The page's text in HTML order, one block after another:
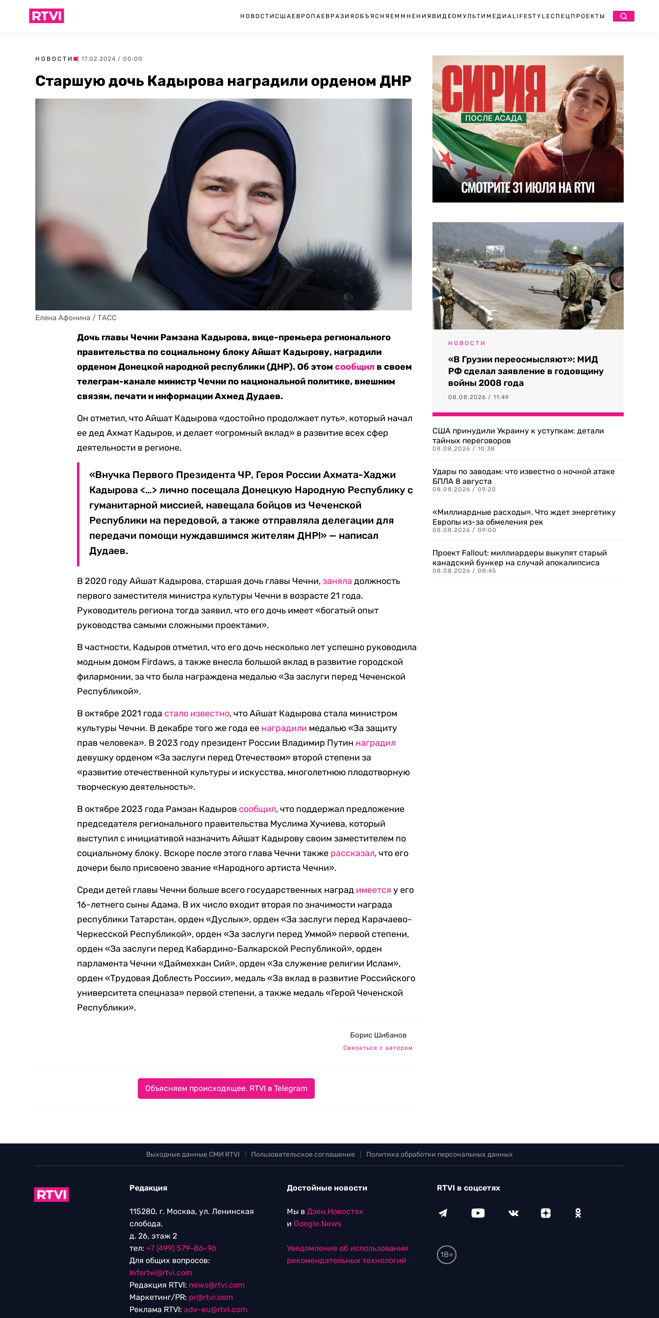
НОВОСТИ США ЕВРОПА ЕВРАЗИЯ ОБЪЯСНЯЕМ МНЕНИЯ ВИДЕО МУЛЬТИМЕДИА LIFESTYLEСПЕЦПРОЕКТЫ
НОВОСТИ | 17.02.2024 / 00:00
Старшую дочь Кадырова наградили орденом ДНР
Елена Афонина / ТАСС
Дочь главы Чечни Рамзана Кадырова, вице-премьера регионального
правительства по социальному блоку Айшат Кадырову, наградили
орденом Донецкой народной республики (ДНР). Об этомсообщил в своем
телеграм-канале министр Чечни по национальной политике, внешним
связям, печати и информации Ахмед Дудаев.
Он отметил, что Айшат Кадырова «достойно продолжает путь», который начал
ее дед Ахмат Кадыров, и делает «огромный вклад» в развитие всех сфер
деятельности в регионе.
«Внучка Первого Президента ЧР, Героя России Ахмата-Хаджи
Кадырова <…> лично посещала Донецкую Народную Республику с
гуманитарной миссией, навещала бойцов из Чеченской
Республики на передовой, а также отправляла делегации для
передачи помощи нуждавшимся жителям ДНР!» — написал
Дудаев.
В 2020 году Айшат Кадырова, старшая дочь главы Чечни,заняла должность
первого заместителя министра культуры Чечни в возрасте 21 года.
Руководитель региона тогда заявил, что его дочь имеет «богатый опыт
руководства самыми сложными проектами».
В частности, Кадыров отметил, что его дочь несколько лет успешно руководила
модным домом Firdaws, а также внесла большой вклад в развитие городской
филармонии, за что была награждена медалью «За заслуги перед Чеченской
Республикой».
В октябре 2021 года стало известно, что Айшат Кадырова стала министром
культуры Чечни. В декабре того же года ее наградили медалью «За защиту
прав человека». В 2023 году президент России Владимир Путин наградил
девушку орденом «За заслуги перед Отечеством» второй степени за
«развитие отечественной культуры и искусства, многолетнюю плодотворную
творческую деятельность».
В октябре 2023 года Рамзан Кадыров сообщил, что поддержал предложение
председателя регионального правительства Муслима Хучиева, который
выступил с инициативой назначить Айшат Кадырову своим заместителем по
социальному блоку. Вскоре после этого глава Чечни также рассказал, что его
дочери было присвоено звание «Народного артиста Чечни».
Среди детей главы Чечни больше всего государственных наград имеется у его
16-летнего сыны Адама. В их число входит вторая по значимости награда
республики Татарстан, орден «Дуслык», орден «За заслуги перед Карачаево-
Черкесской Республикой», орден «За заслуги перед Уммой» первой степени,
орден «За заслуги перед Кабардино-Балкарской Республикой», орден
парламента Чечни «Даймехкан Сий», орден «За служение религии Ислам»,
орден «Трудовая Доблесть России», медаль «За вклад в развитие Российского
университета спецназа» первой степени, а также медаль «Герой Чеченской
Республики».
Борис Шибанов
Связаться с автором
Объясняем происходящее. RTVI в Telegram
НОВОСТИ
«В Грузии переосмысляют»: МИД
РФ сделал заявление в годовщину
войны 2008 года
08.08.2026 / 11:49
США принудили Украину к уступкам: детали
тайных переговоров
08.08.2026 / 10:38
Удары по заводам: что известно о ночной атаке
БПЛА 8 августа
08.08.2026 / 09:20
«Миллиардные расходы». Что ждет энергетику
Европы из-за обмеления рек
08.08.2026 / 09:00
Проект Fallout: миллиардеры выкупят старый
канадский бункер на случай апокалипсиса
08.08.2026 / 08:45
Выходные данные СМИ RTVI Пользовательское соглашение Политика обработки персональных данных
Редакция
115280, г. Москва, ул. Ленинская
слобода,
д. 26, этаж 2
тел: +7 (499) 579-86-96
Для общих вопросов:
Infortvi@rtvi.com
Редакция RTVI: news@rtvi.com
Маркетинг/PR: pr@rtvi.com
Реклама RTVI: adv-eu@rtvi.com
Достойные новости
Мы в Дзен.Новостях
и Google.News
Уведомление об использовании
рекомендательных технологий
RTVI в соцсетях
18+